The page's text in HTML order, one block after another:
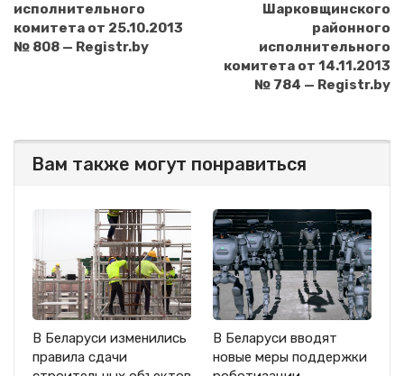
исполнительного
комитета от 25.10.2013
№ 808 — Registr.by
Шарковщинского
районного
исполнительного
комитета от 14.11.2013
№ 784 — Registr.by
Вам также могут понравиться
В Беларуси изменились
правила сдачи
В Беларуси вводят
новые меры поддержки